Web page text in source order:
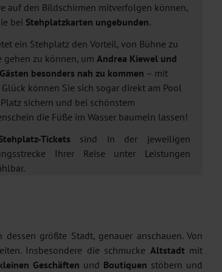
auf den Bildschirmen mitverfolgen können,
bei Stehplatzkarten ungebunden.
ein Stehplatz den Vorteil, von Bühne zu
gehen zu können, um Andrea Kiewel und
besonders nah zu kommen – mit
können Sie sich sogar direkt am Pool
sichern und bei schönstem
die Füße im Wasser baumeln lassen!
Tickets sind in der jeweiligen
Ihrer Reise unter Leistungen
dessen größte Stadt, genauer anschauen. Von
Insbesondere die schmucke Altstadt mit
Geschäften und Boutiquen stöbern und